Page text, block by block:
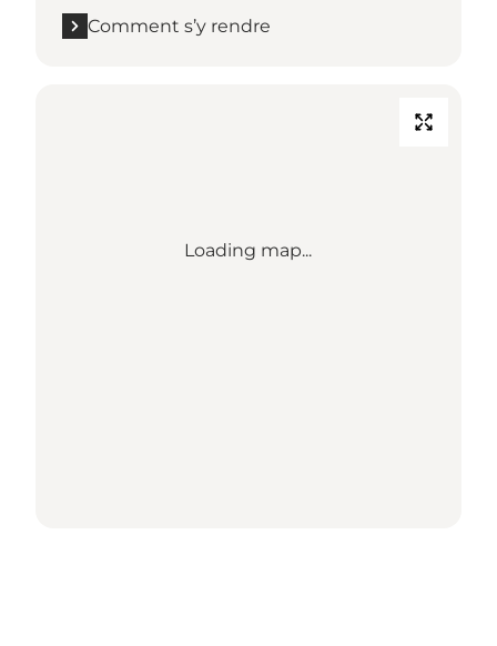
Comment s’y rendre
Loading map...